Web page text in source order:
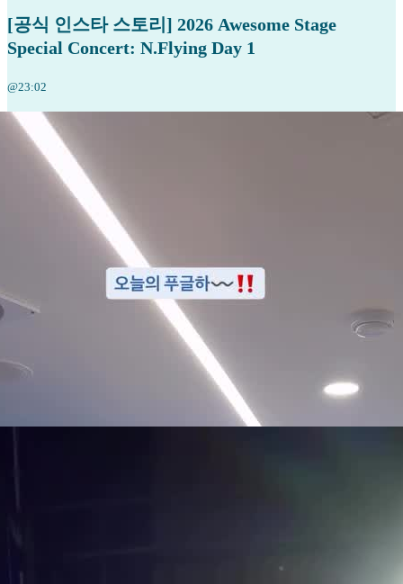
[공식 인스타 스토리] 2026 Awesome Stage
Special Concert: N.Flying Day 1
@23:02